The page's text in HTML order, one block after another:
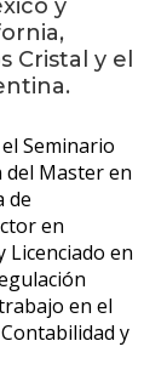
de la
y
Cristal y el
Seminario
Master en
de
en
Licenciado en
en el
y